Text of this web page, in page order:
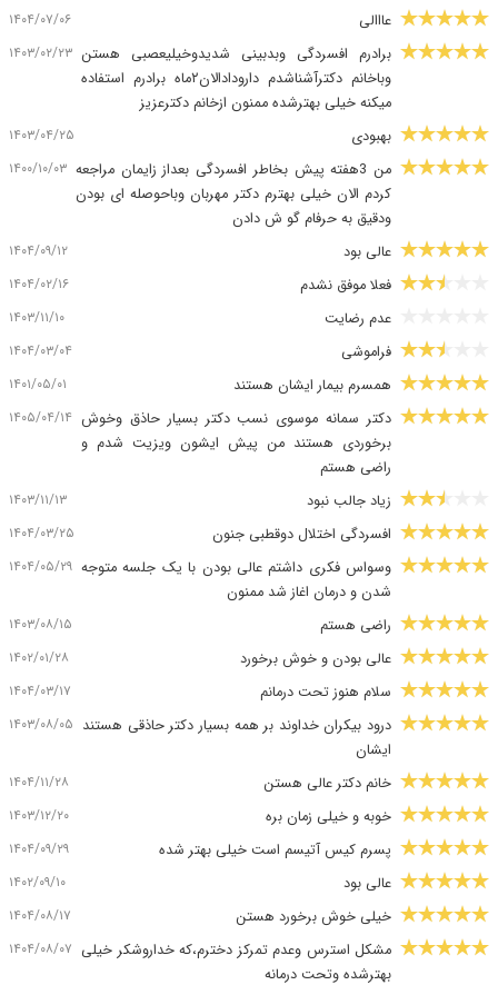
عااالی ۱۴۰۴/۰۷/۰۶
برادرم افسردگی وبدبینی شدیدوخیلیعصبی هستن
وباخانم دکترآشناشدم دارودادالان۲ماه برادرم استفاده
میکنه خیلی بهترشده ممنون ازخانم دکترعزیز
۱۴۰۳/۰۲/۲۳
بهبودی ۱۴۰۳/۰۴/۲۵
من 3هفته پیش بخاطر افسردگی بعداز زایمان مراجعه
کردم الان خیلی بهترم دکتر مهربان وباحوصله ای بودن
ودقیق به حرفام گو ش دادن
۱۴۰۰/۱۰/۰۳
عالی بود ۱۴۰۴/۰۹/۱۲
فعلا موفق نشدم ۱۴۰۴/۰۲/۱۶
عدم رضایت ۱۴۰۳/۱۱/۱۰
فراموشی ۱۴۰۴/۰۳/۰۴
همسرم بیمار ایشان هستند ۱۴۰۱/۰۵/۰۱
دکتر سمانه موسوی نسب دکتر بسیار حاذق وخوش
برخوردی هستند من پیش ایشون ویزیت شدم و
راضی هستم
۱۴۰۵/۰۴/۱۴
زیاد جالب نبود ۱۴۰۳/۱۱/۱۳
افسردگی اختلال دوقطبی جنون ۱۴۰۴/۰۳/۲۵
وسواس فکری داشتم عالی بودن با یک جلسه متوجه
شدن و درمان اغاز شد ممنون
۱۴۰۴/۰۵/۲۹
راضی هستم ۱۴۰۳/۰۸/۱۵
عالی بودن و خوش برخورد ۱۴۰۲/۰۱/۲۸
سلام هنوز تحت درمانم ۱۴۰۴/۰۳/۱۷
درود بیکران خداوند بر همه بسیار دکتر حاذقی هستند
ایشان
۱۴۰۳/۰۸/۰۵
خانم دکتر عالی هستن ۱۴۰۴/۱۱/۲۸
خوبه و خیلی زمان بره ۱۴۰۳/۱۲/۲۰
پسرم کیس آتیسم است خیلی بهتر شده ۱۴۰۴/۰۹/۲۹
عالی بود ۱۴۰۲/۰۹/۱۰
خیلی خوش برخورد هستن ۱۴۰۴/۰۸/۱۷
مشکل استرس وعدم تمرکز دخترم،که خداروشکر خیلی
بهترشده وتحت درمانه
۱۴۰۴/۰۸/۰۷